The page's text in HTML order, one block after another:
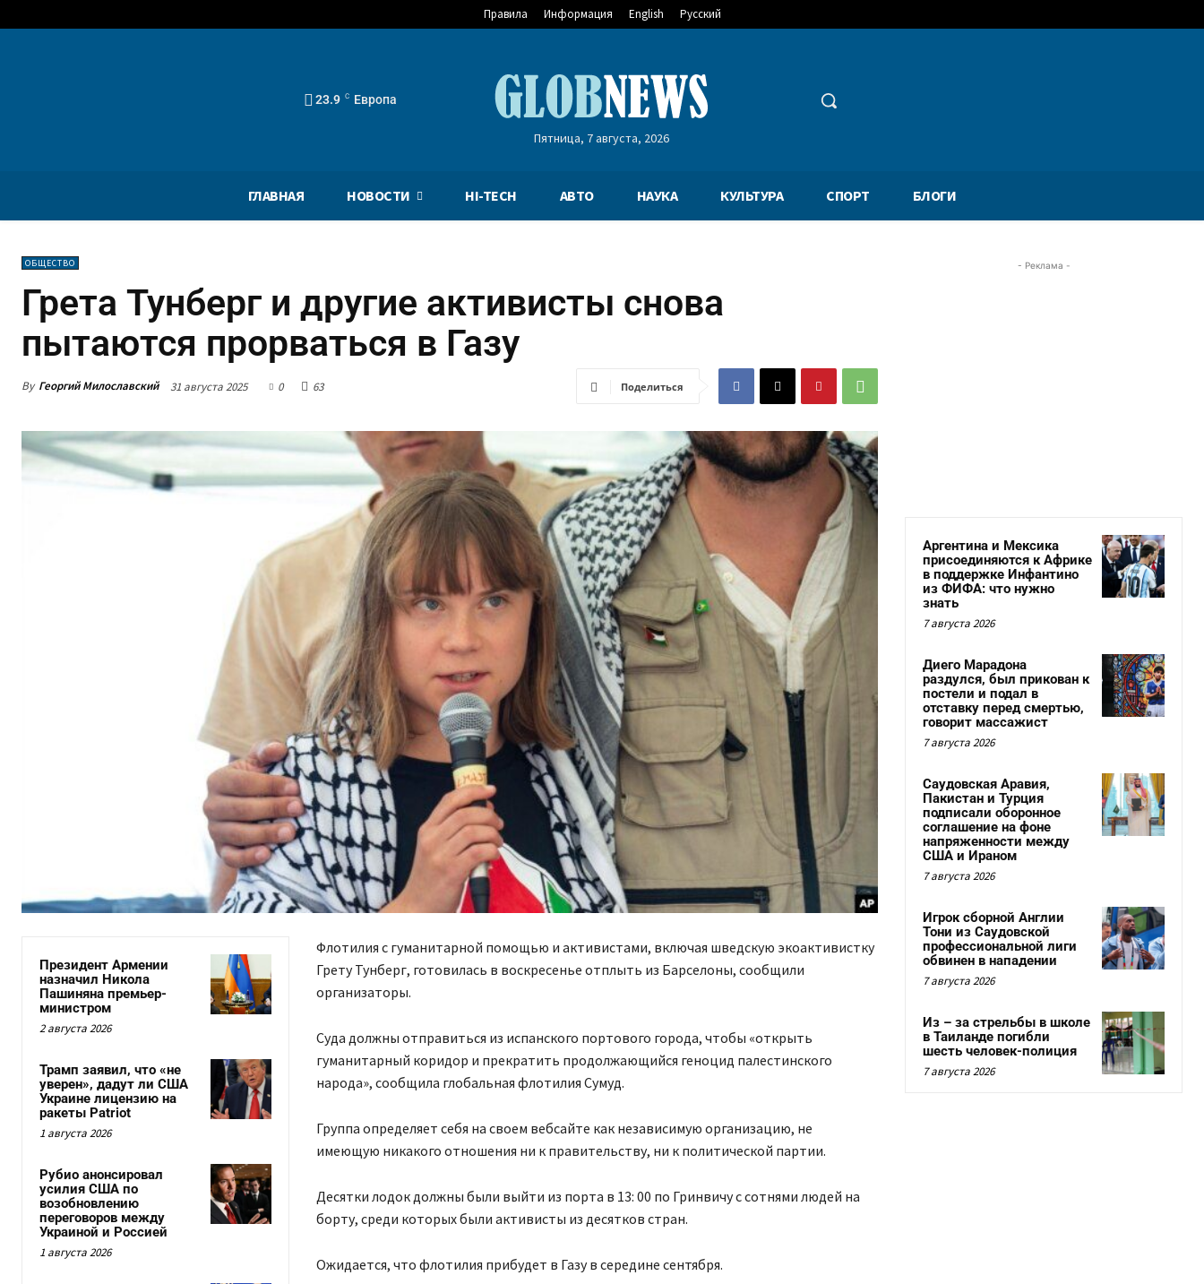
Правила Информация English Русский
23.9 C Европа
Пятница, 7 августа, 2026
ГЛАВНАЯ НОВОСТИ HI-TECH АВТО НАУКА КУЛЬТУРА СПОРТ БЛОГИ
ОБЩЕСТВО
Грета Тунберг и другие активисты снова
пытаются прорваться в Газу
By Георгий Милославский 31 августа 2025 0 63 Поделиться
Президент Армении
назначил Никола
Пашиняна премьер-
министром
2 августа 2026
Трамп заявил, что «не
уверен», дадут ли США
Украине лицензию на
ракеты Patriot
1 августа 2026
Рубио анонсировал
усилия США по
возобновлению
переговоров между
Украиной и Россией
1 августа 2026
Флотилия с гуманитарной помощью и активистами, включая шведскую экоактивистку
Грету Тунберг, готовилась в воскресенье отплыть из Барселоны, сообщили
организаторы.
Суда должны отправиться из испанского портового города, чтобы «открыть
гуманитарный коридор и прекратить продолжающийся геноцид палестинского
народа», сообщила глобальная флотилия Сумуд.
Группа определяет себя на своем вебсайте как независимую организацию, не
имеющую никакого отношения ни к правительству, ни к политической партии.
Десятки лодок должны были выйти из порта в 13: 00 по Гринвичу с сотнями людей на
борту, среди которых были активисты из десятков стран.
Ожидается, что флотилия прибудет в Газу в середине сентября.
- Реклама -
Аргентина и Мексика
присоединяются к Африке
в поддержке Инфантино
из ФИФА: что нужно
знать
7 августа 2026
Диего Марадона
раздулся, был прикован к
постели и подал в
отставку перед смертью,
говорит массажист
7 августа 2026
Саудовская Аравия,
Пакистан и Турция
подписали оборонное
соглашение на фоне
напряженности между
США и Ираном
7 августа 2026
Игрок сборной Англии
Тони из Саудовской
профессиональной лиги
обвинен в нападении
7 августа 2026
Из – за стрельбы в школе
в Таиланде погибли
шесть человек-полиция
7 августа 2026